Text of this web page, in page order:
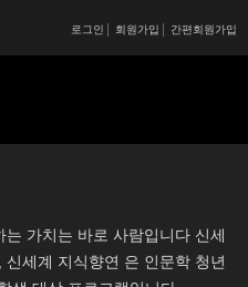
간편회원가입
회원가입
로그인